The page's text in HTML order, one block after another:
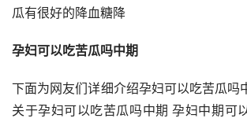
瓜有很好的降血糖降
孕妇可以吃苦瓜吗中期
下面为网友们详细介绍孕妇可以吃苦瓜吗
关于孕妇可以吃苦瓜吗中期 孕妇中期可